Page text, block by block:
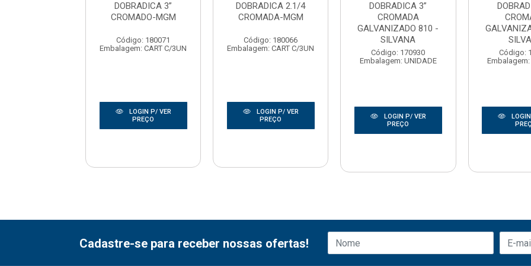
DOBRADICA 3”
CROMADO-MGM
Código: 180071
Embalagem: CART C/3UN
LOGIN P/ VER
PREÇO
DOBRADICA 2.1/4
CROMADA-MGM
Código: 180066
Embalagem: CART C/3UN
LOGIN P/ VER
PREÇO
DOBRADICA 3”
CROMADA
GALVANIZADO 810 -
SILVANA
Código: 170930
Embalagem: UNIDADE
LOGIN P/ VER
PREÇO
Código:
Embalagem:
Cadastre-se para receber nossas ofertas!